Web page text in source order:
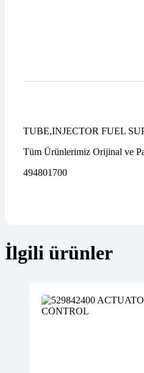
TUBE,INJECTOR FUEL
Tüm Ürünlerimiz Orijinal ve
494801700
İlgili ürünler